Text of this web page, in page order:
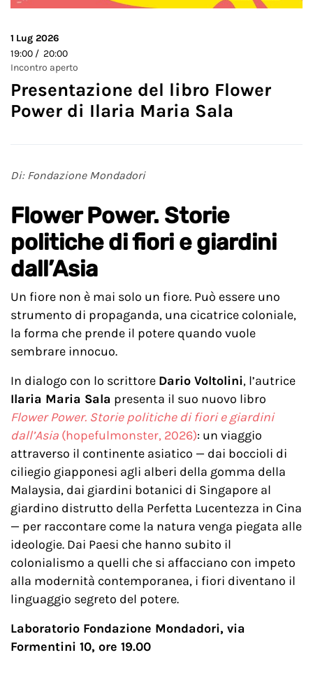
1 Lug 2026
19:00 / 20:00
Incontro aperto
Presentazione del libro Flower
Power di Ilaria Maria Sala
Di: Fondazione Mondadori
Flower Power. Storie
politiche di fiori e giardini
dall’Asia
Un fiore non è mai solo un fiore. Può essere uno
strumento di propaganda, una cicatrice coloniale,
la forma che prende il potere quando vuole
sembrare innocuo.
In dialogo con lo scrittore Dario Voltolini, l’autrice
Ilaria Maria Sala presenta il suo nuovo libro
Flower Power. Storie politiche di fiori e giardini
dall’Asia (hopefulmonster, 2026): un viaggio
attraverso il continente asiatico — dai boccioli di
ciliegio giapponesi agli alberi della gomma della
Malaysia, dai giardini botanici di Singapore al
giardino distrutto della Perfetta Lucentezza in Cina
— per raccontare come la natura venga piegata alle
ideologie. Dai Paesi che hanno subito il
colonialismo a quelli che si affacciano con impeto
alla modernità contemporanea, i fiori diventano il
linguaggio segreto del potere.
Laboratorio Fondazione Mondadori, via
Formentini 10, ore 19.00